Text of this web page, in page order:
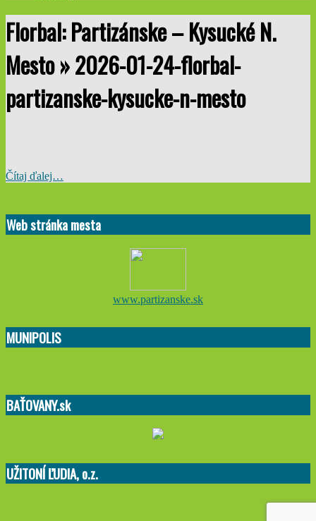
Florbal: Partizánske – Kysucké N.
Mesto »2026-01-24-florbal-
partizanske-kysucke-n-mesto
Čítaj ďalej…
01-
23
Web stránka mesta
www.partizanske.sk
MUNIPOLIS
BAŤOVANY.sk
UŽITONÍ ĽUDIA, o.z.